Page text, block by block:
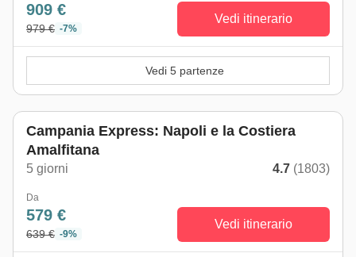
909 €
979 € -7%
Vedi itinerario
Vedi 5 partenze
Campania Express: Napoli e la Costiera
Amalfitana
5 giorni 4.7 (1803)
Da
579 €
639 € -9%
Vedi itinerario